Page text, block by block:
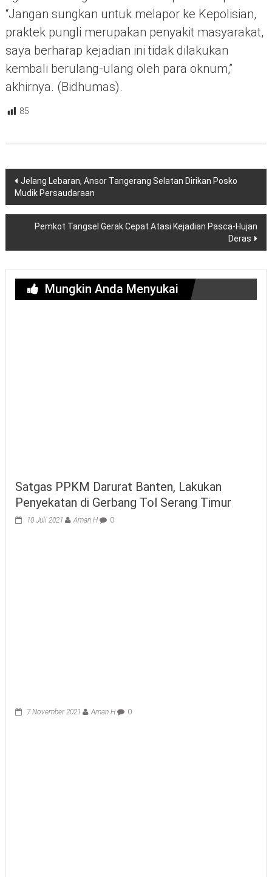
“Jangan sungkan untuk melapor ke Kepolisian,
praktek pungli merupakan penyakit masyarakat,
saya berharap kejadian ini tidak dilakukan
kembali berulang-ulang oleh para oknum,”
akhirnya. (Bidhumas).
85
Navigasi
pos
Jelang Lebaran, Ansor Tangerang Selatan Dirikan Posko
Mudik Persaudaraan
Pemkot Tangsel Gerak Cepat Atasi Kejadian Pasca-Hujan
Deras
Mungkin Anda Menyukai
Satgas PPKM Darurat Banten, Lakukan
Penyekatan di Gerbang Tol Serang Timur
10 Juli 2021 Aman H 0
7 November 2021 Aman H 0